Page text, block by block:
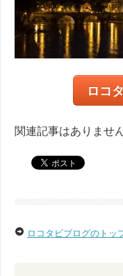
ロコ
関連記事はありません
ロコタビブログのトッ